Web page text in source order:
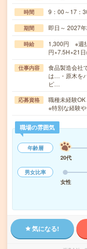
時間 9：00～17：
期間 即日～ 2027
時給
1,300円 ※週
円×7.5H×21
仕事内容
食品製造会社
は…・原木を
ピ…
応募資格
職種未経験
※特別な経験
職場の雰囲気
年齢層
20代
男女比率
女性
気になる!